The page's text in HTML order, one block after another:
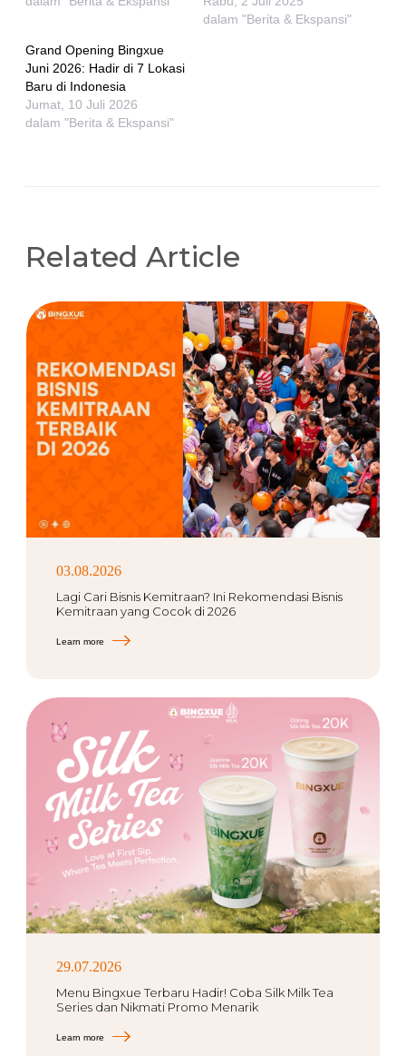
dalam "Berita & Ekspansi"
Grand Opening Bingxue
Juni 2026: Hadir di 7 Lokasi
Baru di Indonesia
Jumat, 10 Juli 2026
dalam "Berita & Ekspansi"
Related Article
03.08.2026
Lagi Cari Bisnis Kemitraan? Ini Rekomendasi Bisnis
Kemitraan yang Cocok di 2026
Learn more
29.07.2026
Menu Bingxue Terbaru Hadir! Coba Silk Milk Tea
Series dan Nikmati Promo Menarik
Learn more